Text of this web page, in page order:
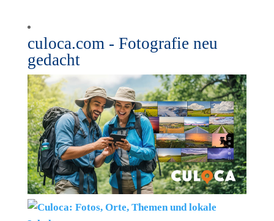
culoca.com - Fotografie neu
gedacht